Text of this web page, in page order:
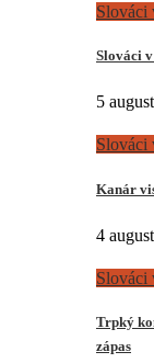
Slováci
Slováci
5
Slováci
Kanár
4
Slováci
Trpký
zápas